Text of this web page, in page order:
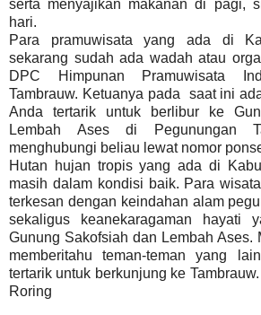
serta menyajikan makanan di pagi,
hari.
Para pramuwisata yang ada di
sekarang sudah ada wadah atau
DPC Himpunan Pramuwisata
Tambrauw. Ketuanya pada saat ini
Anda tertarik untuk berlibur ke
Lembah Ases di Pegunungan
menghubungi beliau lewat nomor
Hutan hujan tropis yang ada di
masih dalam kondisi baik. Para
terkesan dengan keindahan alam
sekaligus keanekaragaman hayati
Gunung Sakofsiah dan Lembah Ases.
memberitahu teman-teman yang
tertarik untuk berkunjung ke
Roring